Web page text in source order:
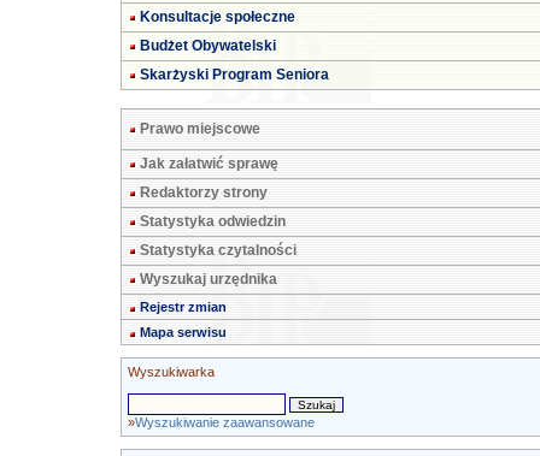
Konsultacje społeczne
Budżet Obywatelski
Skarżyski Program Seniora
Prawo miejscowe
Jak załatwić sprawę
Redaktorzy strony
Statystyka odwiedzin
Statystyka czytalności
Wyszukaj urzędnika
Rejestr zmian
Mapa serwisu
Wyszukiwarka
»Wyszukiwanie zaawansowane